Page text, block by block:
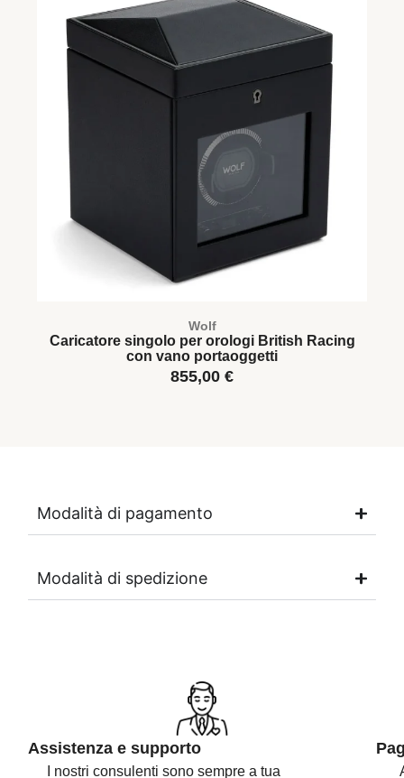
Wolf
Caricatore singolo per orologi British Racing
con vano portaoggetti
855,00 €
Modalità di pagamento
Modalità di spedizione
Assistenza e supporto
I nostri consulenti sono sempre a tua